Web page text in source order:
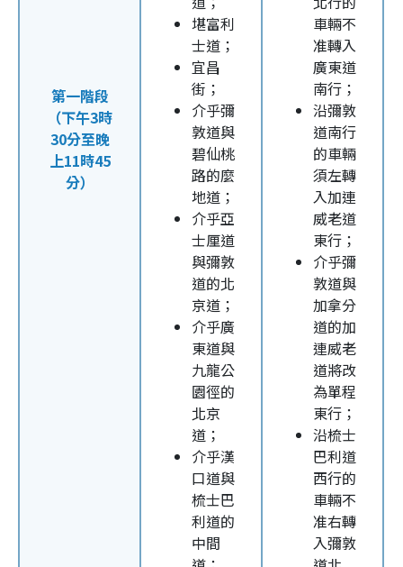
第一階段
（下午3時
30分至晚
上11時45
分）
堪富利
士道；
宜昌
街；
介乎彌
敦道與
碧仙桃
路的麼
地道；
介乎亞
士厘道
與彌敦
道的北
京道；
介乎廣
東道與
九龍公
園徑的
北京
道；
介乎漢
口道與
梳士巴
利道的
中間
車輛不
准轉入
廣東道
南行；
沿彌敦
道南行
的車輛
須左轉
入加連
威老道
東行；
介乎彌
敦道與
加拿分
道的加
連威老
道將改
為單程
東行；
沿梳士
巴利道
西行的
車輛不
准右轉
入彌敦